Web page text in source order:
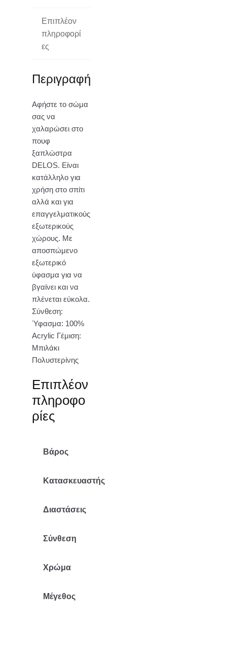
Επιπλέον
πληροφορί
ες
Περιγραφή
Αφήστε το σώμα
σας να
χαλαρώσει στο
πουφ
ξαπλώστρα
DELOS. Είναι
κατάλληλο για
χρήση στο σπίτι
αλλά και για
επαγγελματικούς
εξωτερικούς
χώρους. Με
αποσπώμενο
εξωτερικό
ύφασμα για να
βγαίνει και να
πλένεται εύκολα.
Σύνθεση:
Ύφασμα: 100%
Acrylic Γέμιση:
Μπιλάκι
Πολυστερίνης
Επιπλέον
πληροφο
ρίες
Βάρος
Κατασκευαστής
Διαστάσεις
Σύνθεση
Χρώμα
Μέγεθος